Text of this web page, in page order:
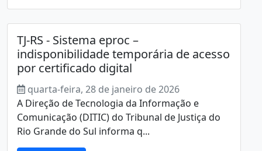
TJ-RS - Sistema eproc –
indisponibilidade temporária de acesso
por certificado digital
quarta-feira, 28 de janeiro de 2026
A Direção de Tecnologia da Informação e
Comunicação (DITIC) do Tribunal de Justiça do
Rio Grande do Sul informa q...